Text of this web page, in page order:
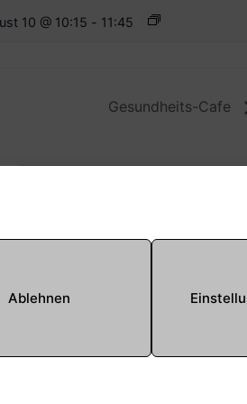
Ablehnen
10 @ 10:15 - 11:45
Gesundheits-Cafe
E-Mail: